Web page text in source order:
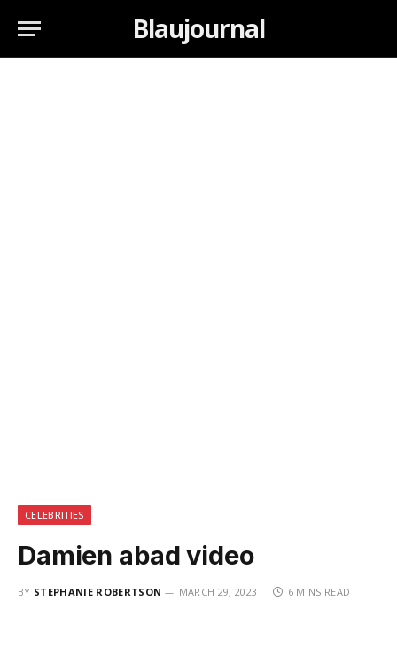
Blaujournal
CELEBRITIES
Damien abad video
BY STEPHANIE ROBERTSON MARCH 29, 2023 6 MINS READ